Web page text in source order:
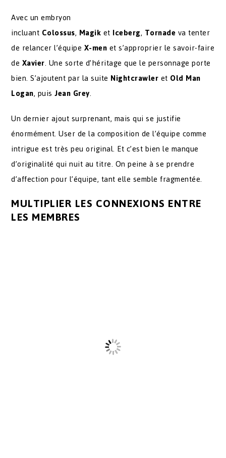
Avec un embryon
incluant Colossus, Magiket Iceberg, Tornadeva tenter
de relancer l’équipe X-menet s’approprier le savoir-faire
de Xavier. Une sorte d’héritage que le personnage porte
bien. S’ajoutent par la suite Nightcrawleret Old Man
Logan, puisJean Grey.
Un dernier ajout surprenant, mais qui se justifie
énormément. User de la composition de l’équipe comme
intrigue est très peu original. Et c’est bien le manque
d’originalité qui nuit au titre. On peine à se prendre
d’affection pour l’équipe, tant elle semble fragmentée.
MULTIPLIER LES CONNEXIONS ENTRE
LES MEMBRES